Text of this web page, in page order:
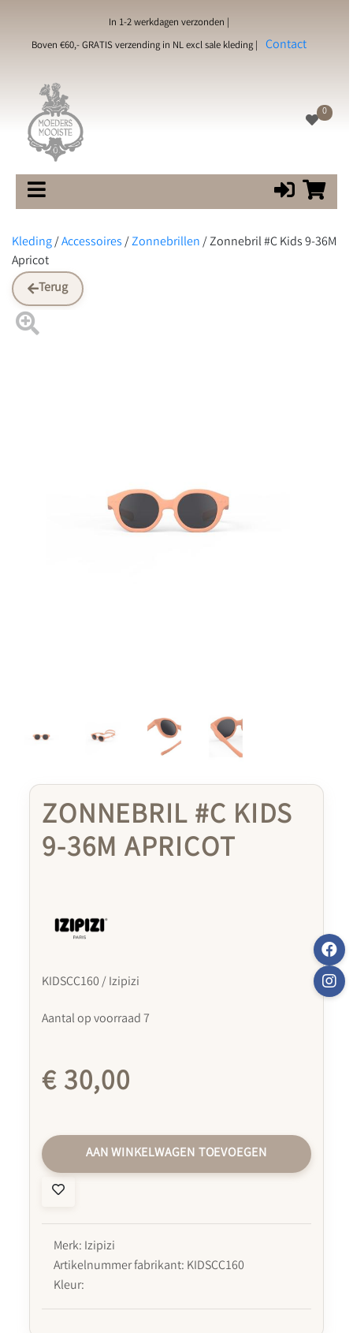
In 1-2 werkdagen verzonden |
Boven €60,- GRATIS verzending in NL excl sale kleding | Contact
0
Kleding/Accessoires/Zonnebrillen/Zonnebril #C Kids 9-36M
Apricot
Terug
ZONNEBRIL #C KIDS
9-36M APRICOT
KIDSCC160 / Izipizi
Aantal op voorraad 7
€ 30,00
AAN WINKELWAGEN TOEVOEGEN
Merk: Izipizi
Artikelnummer fabrikant: KIDSCC160
Kleur: